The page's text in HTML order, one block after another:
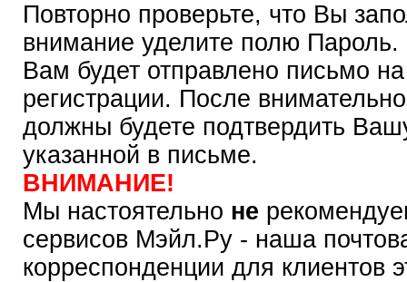
Повторно проверьте, что Вы
внимание уделите полю Пароль.
Вам будет отправлено письмо
регистрации. После
должны будете подтвердить
указанной в письме.
ВНИМАНИЕ!
Мы настоятельно не
сервисов Мэйл.Ру - наша
корреспонденции для клиентов